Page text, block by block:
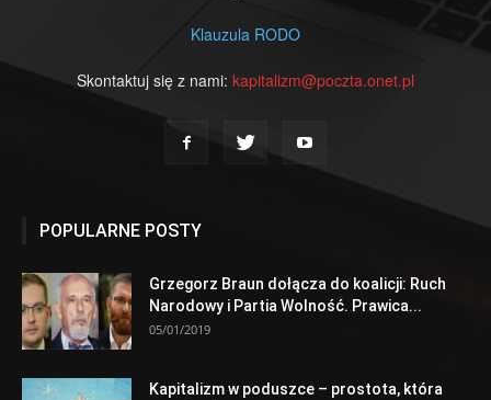
Klauzula RODO
Skontaktuj się z nami: kapitalizm@poczta.onet.pl
POPULARNE POSTY
Grzegorz Braun dołącza do koalicji: Ruch
Narodowy i Partia Wolność. Prawica...
05/01/2019
Kapitalizm w poduszce – prostota, która